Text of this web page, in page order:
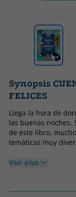
Synopsis
FELICES
Llega la hora de
las buenas noches.
de este libro,
temáticas muy
Voir plus